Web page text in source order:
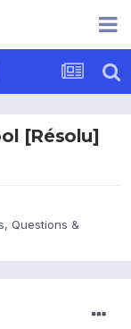
[Résolu]
Questions &